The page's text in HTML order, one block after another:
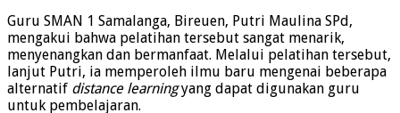
Guru SMAN 1 Samalanga, Bireuen, Putri Maulina SPd,
mengakui bahwa pelatihan tersebut sangat menarik,
menyenangkan dan bermanfaat. Melalui pelatihan tersebut,
lanjut Putri, ia memperoleh ilmu baru mengenai beberapa
alternatif distance learningyang dapat digunakan guru
untuk pembelajaran.